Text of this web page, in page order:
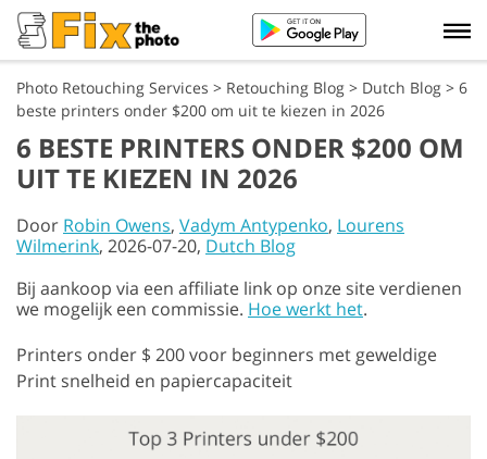
Photo Retouching Services > Retouching Blog > Dutch Blog > 6
beste printers onder $200 om uit te kiezen in 2026
6 BESTE PRINTERS ONDER $200 OM
UIT TE KIEZEN IN 2026
Door Robin Owens, Vadym Antypenko, Lourens
Wilmerink, 2026-07-20, Dutch Blog
Bij aankoop via een affiliate link op onze site verdienen
we mogelijk een commissie. Hoe werkt het.
Printers onder $ 200 voor beginners met geweldige
Print snelheid en papiercapaciteit